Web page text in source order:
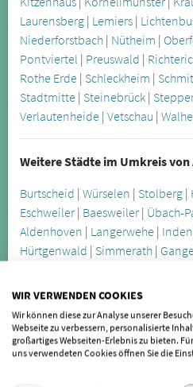
Laurensberg | Lemiers |
Niederforstbach | Nütheim |
Pontviertel | Preuswald |
Rothe Erde | Schleckheim |
Stadtmitte | Steinebrück |
Verlautenheide | Vetschau |
Weitere Städte im Umkreis von
Burtscheid | Würselen | Stolberg |
Eschweiler | Baesweiler | Übach-
Aldenhoven | Langerwehe | Inden
Hürtgenwald | Simmerath |
Die Craniomandibuläre
erkannt, lässt sich aber durch
Aachen Burtscheid anhand
WIR VERWENDEN COOKIES
Wir können diese zur Analyse unserer
Webseite zu verbessern, personalisierte
großartiges Webseiten-Erlebnis zu bieten.
uns verwendeten Cookies öffnen Sie die